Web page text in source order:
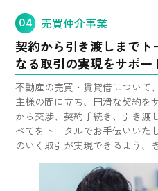
04 売買仲介事業
契約から引き渡しまでト
なる取引の実現をサポー
不動産の売買・賃貸借について
主様の間に立ち、円滑な契約を
から交渉、契約手続き、引き渡
べてをトータルでお手伝いいた
のいく取引が実現できるよう、